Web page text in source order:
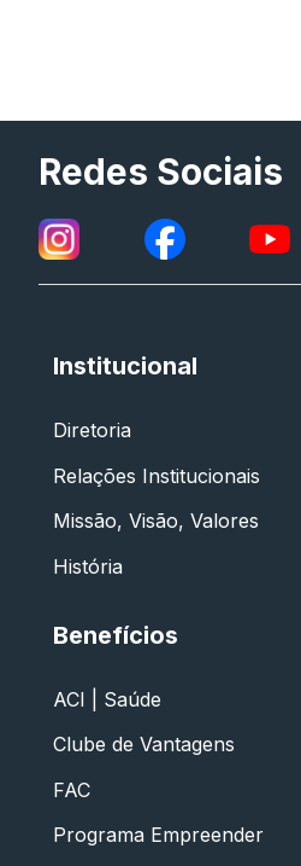
Redes Sociais
Institucional
Diretoria
Relações Institucionais
Missão, Visão, Valores
História
Benefícios
ACI | Saúde
Clube de Vantagens
FAC
Programa Empreender